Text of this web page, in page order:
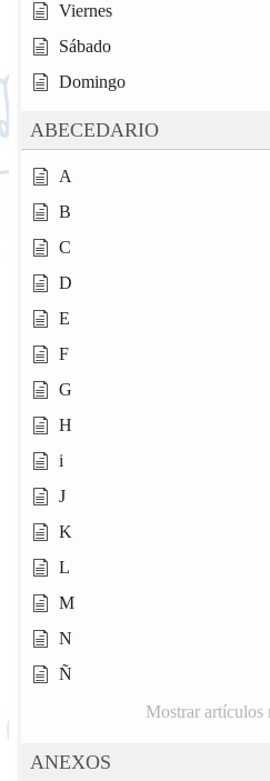
Viernes
Sábado
Domingo
ABECEDARIO
A
B
C
D
E
F
G
H
i
J
K
L
M
N
Ñ
Mostrar artículos
ANEXOS